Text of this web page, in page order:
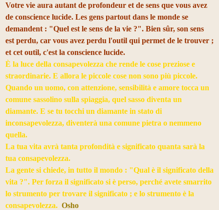
Votre vie aura autant de profondeur et de sens que vous avez
de conscience lucide. Les gens partout dans le monde se
demandent : "Quel est le sens de la vie ?". Bien sûr, son sens
est perdu, car vous avez perdu l'outil qui permet de le trouver ;
et cet outil, c'est la conscience lucide.
È la luce della consapevolezza che rende le cose preziose e
straordinarie. E allora le piccole cose non sono più piccole.
Quando un uomo, con attenzione, sensibilità e amore tocca un
comune sassolino sulla spiaggia, quel sasso diventa un
diamante. E se tu tocchi un diamante in stato di
inconsapevolezza, diventerà una comune pietra o nemmeno
quella.
La tua vita avrà tanta profondità e significato quanta sarà la
tua consapevolezza.
La gente si chiede, in tutto il mondo : "Qual è il significato della
vita ?". Per forza il significato si è perso, perché avete smarrito
lo strumento per trovare il significato ; e lo strumento è la
consapevolezza. Osho